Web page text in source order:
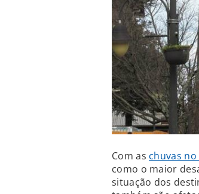
Com as chuvas
como o maior
situação dos